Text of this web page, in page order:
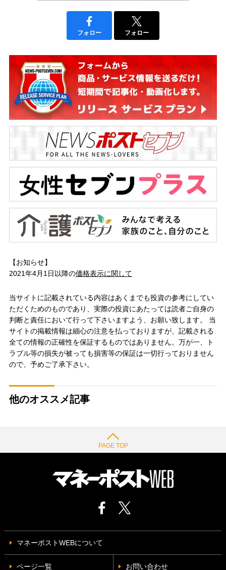
フォロー フォロー
【お知らせ】
2021年4月1日以降の価格表示に関して
当サイトに記載されている内容はあくまでも投資の参考にしてい
ただくためのものであり、実際の投資にあたっては読者ご自身の
判断と責任において行って下さいますよう、お願い致します。 当
サイトの掲載情報は細心の注意を払っておりますが、記載される
全ての情報の正確性を保証するものではありません。万が一、ト
ラブル等の損失が被っても損害等の保証は一切行っておりません
ので、予めご了承下さい。
他のオススメ記事
PAGE TOP
マネーポストWEBについて
ページ一覧 お問い合わせ